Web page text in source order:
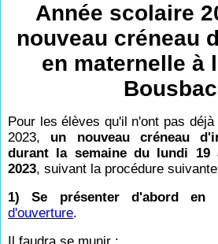
Année scolaire
nouveau créneau
en maternelle à
Pour les élèves qu'il n'ont pas
2023, un nouveau créneau
durant la semaine du lundi 19
2023, suivant la procédure
1) Se présenter d'abord en
d'ouverture.